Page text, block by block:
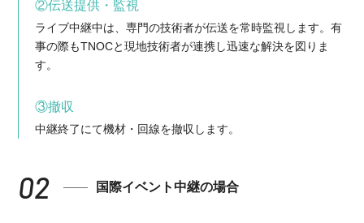
②伝送提供・監視
ライブ中継中は、専門の技術者が伝送を常時監視します。有
事の際もTNOCと現地技術者が連携し迅速な解決を図りま
す。
③撤収
中継終了にて機材・回線を撤収します。
02 国際イベント中継の場合